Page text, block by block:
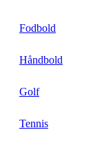
Fodbold
Håndbold
Golf
Tennis